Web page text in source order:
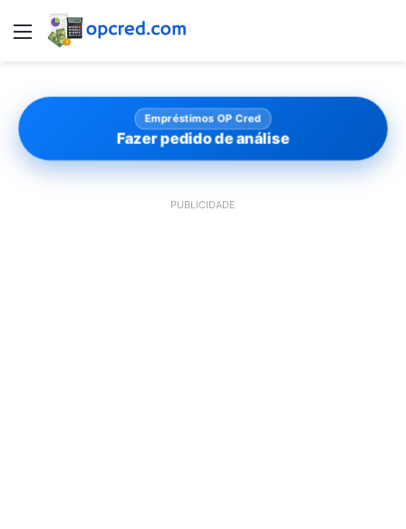
Menu
Empréstimos OP Cred
Fazer pedido de análise
PUBLICIDADE